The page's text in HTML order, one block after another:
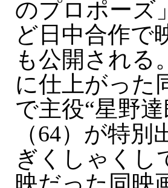
のプロポーズ
ど日中合作で
も公開される
に仕上がった
で主役“星野
（64）が特
ぎくしゃくし